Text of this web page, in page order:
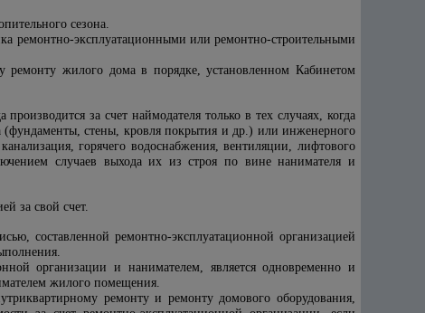
сезона.
ремонтно-эксплуатационными или ремонтно-строительными
ремонту жилого дома в порядке, установленном Кабинетом
за счет наймодателя только в тех случаях, когда
(фундаменты, стены, кровля покрытия и др.) или инженерного
горячего водоснабжения, вентиляции, лифтового
случаев выхода их из строя по вине нанимателя и
за свой счет.
составленной ремонтно-эксплуатационной организацией
организации и нанимателем, является одновременно и
жилого помещения.
ремонту и ремонту домового оборудования,